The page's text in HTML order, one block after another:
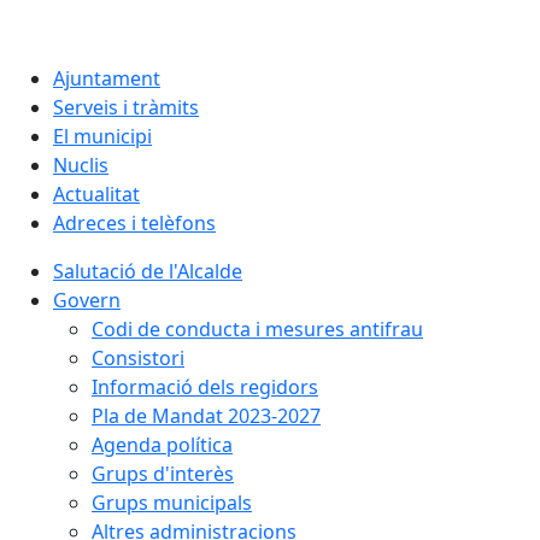
Ajuntament
Serveis i tràmits
El municipi
Nuclis
Actualitat
Adreces i telèfons
Salutació de l'Alcalde
Govern
Codi de conducta i mesures antifrau
Consistori
Informació dels regidors
Pla de Mandat 2023-2027
Agenda política
Grups d'interès
Grups municipals
Altres administracions